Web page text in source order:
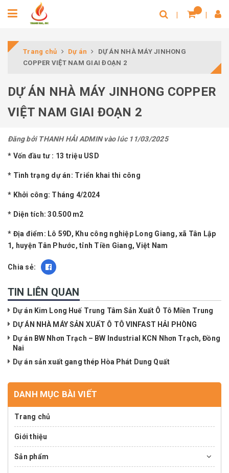
Trang chủ Dự án
DỰ ÁN NHÀ MÁY JINHONG
COPPER VIỆT NAM GIAI ĐOẠN 2
DỰ ÁN NHÀ MÁY JINHONG COPPER
VIỆT NAM GIAI ĐOẠN 2
Đăng bởiTHANH HẢI ADMINvào lúc 11/03/2025
* Vốn đầu tư : 13 triệu USD
* Tình trạng dự án: Triển khai thi công
* Khởi công: Tháng 4/2024
* Diện tích: 30.500 m2
* Địa điểm: Lô 59D, Khu công nghiệp Long Giang, xã Tân Lập
1, huyện Tân Phước, tỉnh Tiền Giang, Việt Nam
Chia sẻ:
TIN LIÊN QUAN
Dự án Kim Long Huế Trung Tâm Sản Xuất Ô Tô Miền Trung
DỰ ÁN NHÀ MÁY SẢN XUẤT Ô TÔ VINFAST HẢI PHÒNG
Dự án BW Nhơn Trạch – BW Industrial KCN Nhơn Trạch, Đồng
Nai
Dự án sản xuất gang thép Hòa Phát Dung Quất
DANH MỤC BÀI VIẾT
Trang chủ
Giới thiệu
Sản phẩm